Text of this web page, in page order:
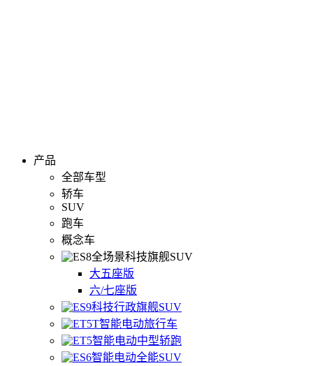
产品
全部车型
轿车
SUV
跑车
概念车
全场景科技旗舰SUV
大五座版
六/七座版
科技行政旗舰SUV
智能电动旅行车
智能电动中型轿跑
智能电动全能SUV